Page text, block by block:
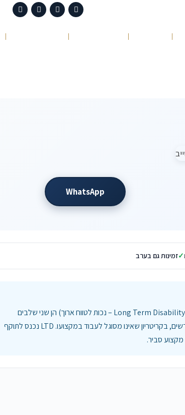
WhatsApp
זמינות גם בערב
פוליסות TTD (Total Temporary Disability – נכות מלאה זמנית) ו-LTD (Long Term Disability – נכות לטווח ארוך) הן שני שלבים
בכיסוי של אובדן כושר עבודה. TTD משלם בתקופה הראשונית של עד 24 חודשים, בקריטריון שאינו מסוגל לעבוד במקצועו. LTD נכנס לתוקף
סביר.